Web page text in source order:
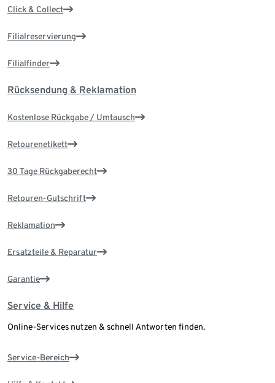
Click & Collect
Filialreservierung
Filialfinder
Rücksendung & Reklamation
Kostenlose Rückgabe / Umtausch
Retourenetikett
30 Tage Rückgaberecht
Retouren-Gutschrift
Reklamation
Ersatzteile & Reparatur
Garantie
Service & Hilfe
Online-Services nutzen & schnell Antworten finden.
Service-Bereich